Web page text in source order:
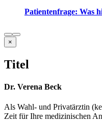
Patientenfrage: Was
Close
product
view
×
Titel
Dr. Verena Beck
Als Wahl- und Privatärztin
Zeit für Ihre medizinischen